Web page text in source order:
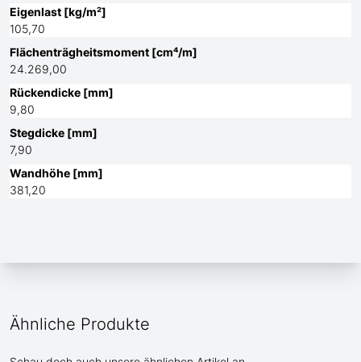
Eigenlast [kg/m²]
105,70
Flächenträgheitsmoment [cm⁴/m]
24.269,00
Rückendicke [mm]
9,80
Stegdicke [mm]
7,90
Wandhöhe [mm]
381,20
Ähnliche Produkte